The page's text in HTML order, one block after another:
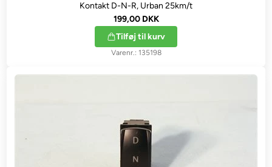
Kontakt D-N-R, Urban 25km/t
199,00 DKK
Tilføj til kurv
135198